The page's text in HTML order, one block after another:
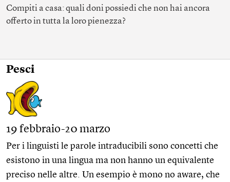
Compiti a casa: quali doni possiedi che non hai ancora
offerto in tutta la loro pienezza?
Pesci
19 febbraio-20 marzo
Per i linguisti le parole intraducibili sono concetti che
esistono in una lingua ma non hanno un equivalente
preciso nelle altre. Un esempio è mono no aware, che